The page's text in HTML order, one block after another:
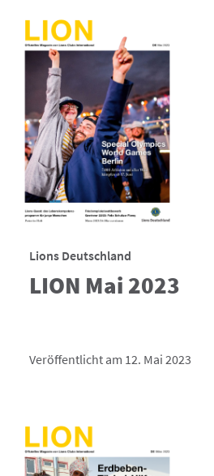
Lions Deutschland
LION Mai 2023
Veröffentlicht am 12. Mai 2023